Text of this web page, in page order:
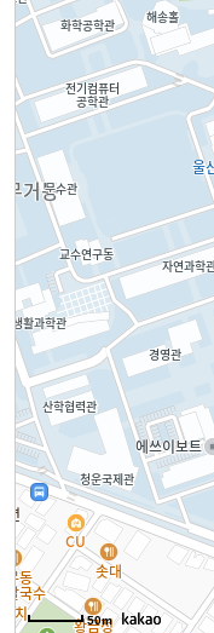
50m